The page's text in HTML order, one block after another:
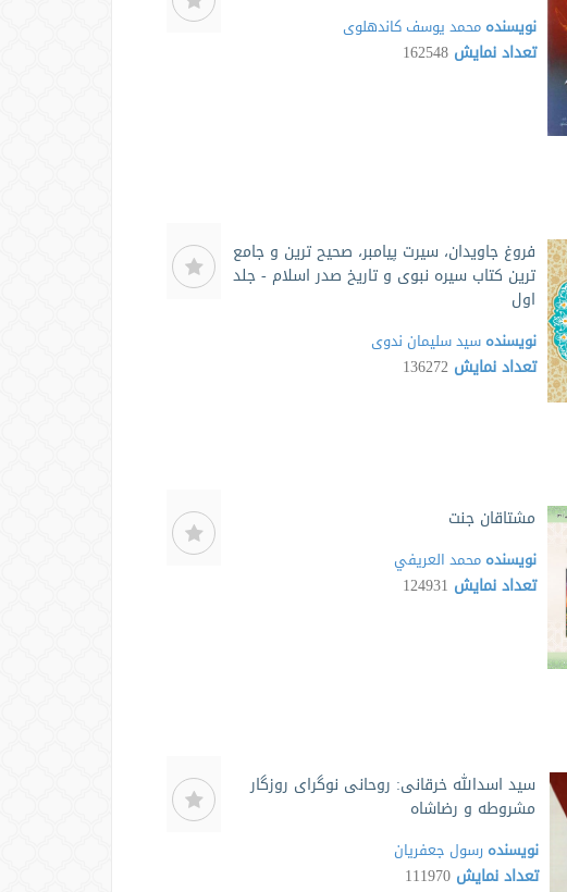
نویسنده محمد یوسف کاندهلوی
تعداد نمایش 162548
فروغ جاویدان، سیرت پیامبر، صحیح ترین و جامع
ترین کتاب سیره نبوی و تاریخ صدر اسلام - جلد
اول
نویسنده سید سلیمان ندوی
تعداد نمایش 136272
مشتاقان جنت
نویسنده محمد العريفي
تعداد نمایش 124931
سید اسدالله خرقانی: روحانی نوگرای روزگار
مشروطه و رضاشاه
نویسنده رسول جعفریان
تعداد نمایش 111970